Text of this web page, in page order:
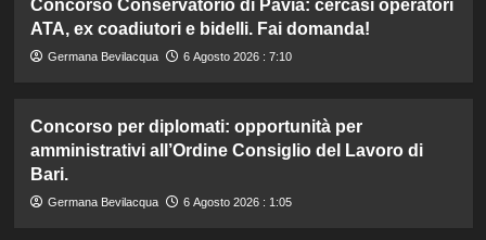
Concorso Conservatorio di Pavia: cercasi operatori
ATA, ex coadiutori e bidelli. Fai domanda!
Germana Bevilacqua 6 Agosto 2026 : 7:10
Concorso per diplomati: opportunità per
amministrativi all’Ordine Consiglio del Lavoro di
Bari.
Germana Bevilacqua 6 Agosto 2026 : 1:05